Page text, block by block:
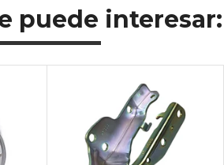
puede interesar: